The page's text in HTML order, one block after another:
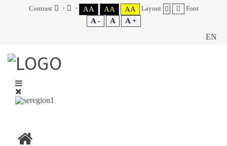
Contrast AA AA AA Layout Font
A - A A +
EN